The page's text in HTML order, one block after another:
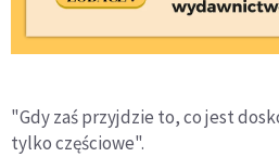
"Gdy zaś przyjdzie to, co jest
tylko częściowe".